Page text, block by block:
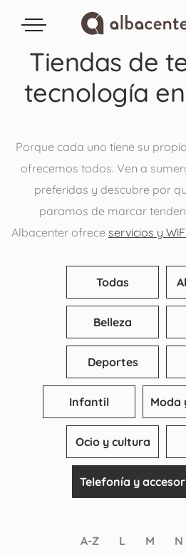
Tiendas de
tecnología
Porque cada uno tiene su
ofrecemos todos. Ven a
preferidas y descubre por
paramos de marcar
Albacenter ofrece servicios y
Todas
Belleza
Deportes
Infantil Moda
Ocio y cultura
Telefonía y
A-Z L M N